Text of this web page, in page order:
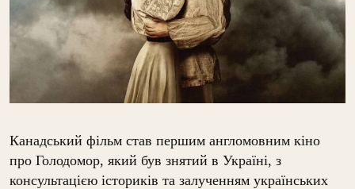
Канадський фільм став першим англомовним кіно
про Голодомор, який був знятий в Україні, з
консультацією істориків та залученням українських